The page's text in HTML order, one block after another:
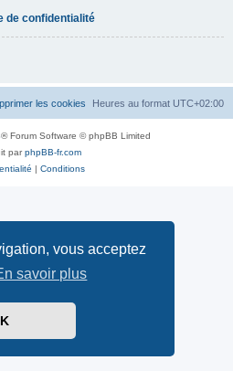
vous acceptez
savoir plus
de confidentialité
Heures au format UTC+02:00
les cookies
® Forum Software © phpBB Limited
parphpBB-fr.com
| Conditions